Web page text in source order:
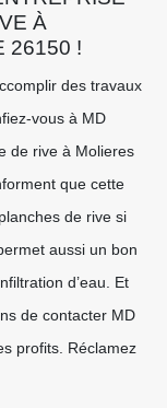
À
26150 !
des travaux
vous à MD
de rive à Molieres
que cette
de rive si
aussi un bon
d’eau. Et
de contacter MD
profits. Réclamez